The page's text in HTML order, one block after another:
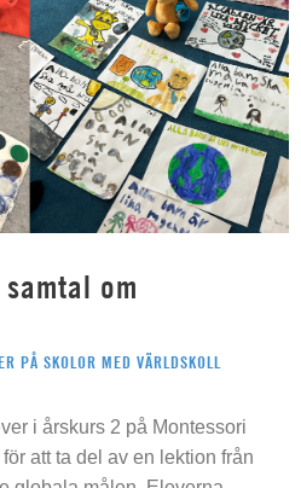
om
PÅ SKOLOR MED VÄRLDSKOLL
i årskurs 2 på Montessori
att ta del av en lektion från